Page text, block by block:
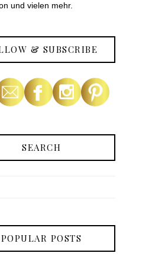
und vielen mehr.
& SUBSCRIBE
SEARCH
POPULAR POSTS